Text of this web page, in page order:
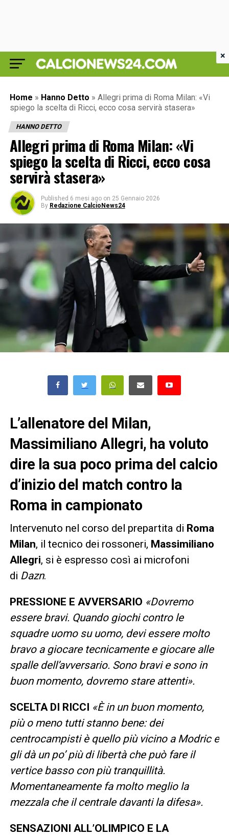
Home » Hanno Detto » Allegri prima di Roma Milan: «Vi
spiego la scelta di Ricci, ecco cosa servirà stasera»
HANNO DETTO
Allegri prima di Roma Milan: «Vi
spiego la scelta di Ricci, ecco cosa
servirà stasera»
Published 6 mesi ago on 25 Gennaio 2026
By Redazione CalcioNews24
L’allenatore del Milan,
Massimiliano Allegri, ha voluto
dire la sua poco prima del calcio
d’inizio del match contro la
Roma in campionato
Intervenuto nel corso del prepartita di Roma
Milan, il tecnico dei rossoneri, Massimiliano
Allegri, si è espresso così ai microfoni
di Dazn.
PRESSIONE E AVVERSARIO «Dovremo
essere bravi. Quando giochi contro le
squadre uomo su uomo, devi essere molto
bravo a giocare tecnicamente e giocare alle
spalle dell’avversario. Sono bravi e sono in
buon momento, dovremo stare attenti».
SCELTA DI RICCI «È in un buon momento,
più o meno tutti stanno bene: dei
centrocampisti è quello più vicino a Modric e
gli dà un po’ più di libertà che può fare il
vertice basso con più tranquillità.
Momentaneamente fa molto meglio la
mezzala che il centrale davanti la difesa».
SENSAZIONI ALL’OLIMPICO E LA
×